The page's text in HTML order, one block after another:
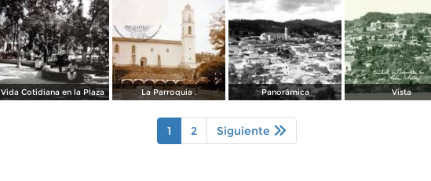
Vida Cotidiana en la Plaza La Parroquia . Panorámica Vista
1 2 Siguiente